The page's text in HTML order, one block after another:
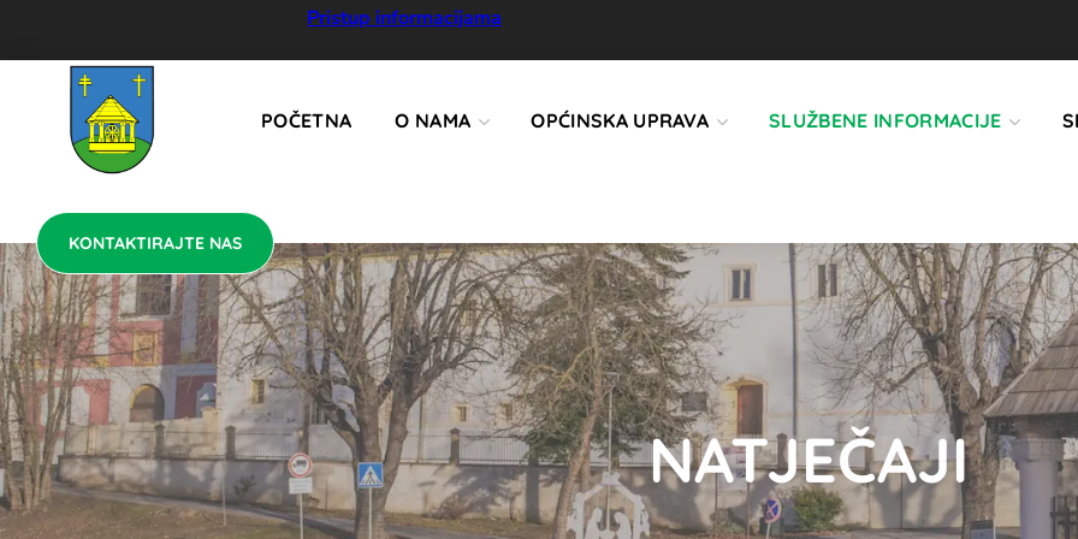
Pristup informacijama
POČETNA O NAMA OPĆINSKA UPRAVA SLUŽBENE INFORMACIJE
KONTAKTIRAJTE NAS
NATJEČAJI